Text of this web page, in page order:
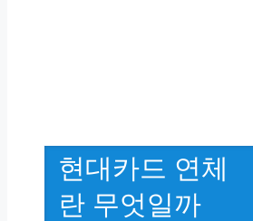
현대카드 연체
란 무엇일까